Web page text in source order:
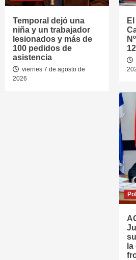
Temporal dejó una
niña y un trabajador
lesionados y más de
100 pedidos de
asistencia
viernes 7 de agosto de
2026